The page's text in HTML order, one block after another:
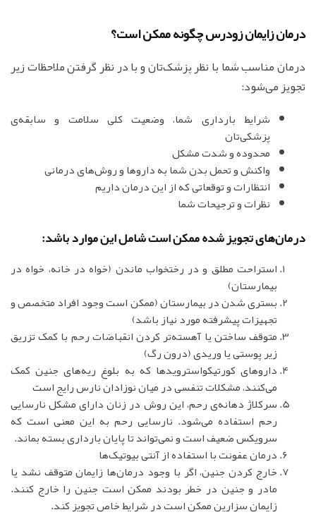
درمان زایمان زودرس چگونه ممکن است؟
درمان مناسب شما با نظر پزشک‌تان و با در نظر گرفتن ملاحظات زیر
تجویز می‌شود:
شرایط بارداری شما، وضعیت کلی سلامت و سابقه‌ی
پزشکی‌تان
محدوده و شدت مشکل
واکنش و تحمل بدن شما به داروها و روش‌های درمانی
انتظارات و توقعاتی که از این درمان داریم
نظرات و ترجیحات شما
درمان‌های تجویز شده ممکن است شامل این موارد باشد:
استراحت مطلق و در رختخواب ماندن (خواه در خانه، خواه در
بیمارستان)
بستری شدن در بیمارستان (ممکن است وجود افراد متخصص و
تجهیزات پیشرفته مورد نیاز باشد)
متوقف ساختن یا آهسته‌تر کردن انقباضات رحم با کمک تزریق
زیر پوستی یا وریدی (درون رگ)
داروهای کورتیکواسترویدها که به بلوغ ریه‌های جنین کمک
می‌کنند، مشکلات تنفسی در میان نوزادان نارس رایج است
سرکلاژ دهانه‌ی رحم، این روش در زنان دارای مشکل نارسایی
رحم استفاده می‌شود. نارسایی رحم به این معنی است که
سرویکس ضعیف است و نمی‌تواند تا پایان بارداری بسته بماند.
درمان عفونت با استفاده از آنتی بیوتیک‌ها
خارج کردن جنین، اگر با وجود درمان‌ها زایمان متوقف نشد یا
مادر و جنین در خطر بودند ممکن است جنین را خارج کنند.
زایمان سزارین ممکن است در شرایط خاص تجویز کند.